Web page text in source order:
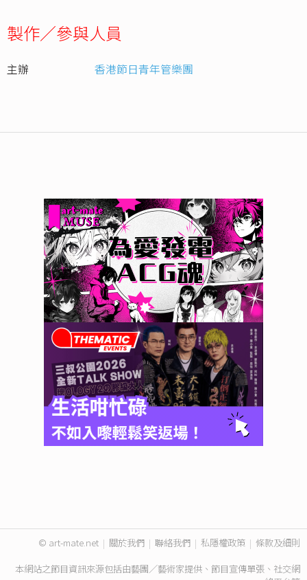
製作／參與人員
主辦 香港節日青年管樂團
© art-mate.net | 關於我們 | 聯絡我們 | 私隱權政策 | 條款及細則
本網站之節目資訊來源包括由藝團／藝術家提供、節目宣傳單張、社交網